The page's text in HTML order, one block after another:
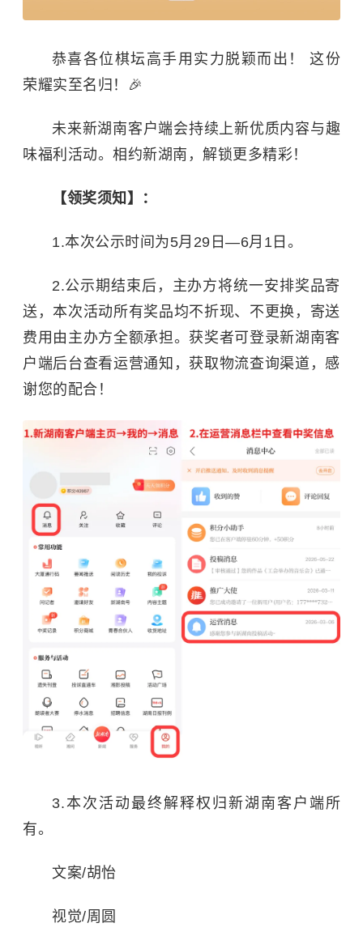
恭喜各位棋坛高手用实力脱颖而出！
这份
荣耀实至名归 ！ 🎉
未来新湖南客户端会持续上新优质内容与趣
味福利活动。 相约新湖南，解锁更多精彩！
【领奖须知】：
1.本次公示时间为5月 29 日—6月 1 日。
2.公示期结束后，主办方将统一安排奖品寄
送，本次活动所有奖品均不折现、不更换，寄送
费用由主办方全额承担。获奖者可登录新湖南客
户端后台查看运营通知，获取物流查询渠道，感
谢您的配合！
3.本次活动最终解释权归新湖南客户端所
有。
文案/胡怡
视觉/周圆